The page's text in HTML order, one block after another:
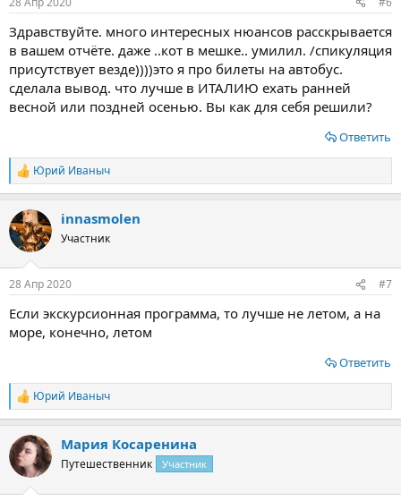
Здравствуйте. много интересных нюансов расскрывается
в вашем отчёте. даже ..кот в мешке.. умилил. /спикуляция
присутствует везде))))это я про билеты на автобус.
сделала вывод. что лучше в ИТАЛИЮ ехать ранней
весной или поздней осенью. Вы как для себя решили?
Ответить
Р
е
к
ц
и
Юрий Иваныч
innasmolen
Участник
28 Апр 2020 #7
Если экскурсионная программа, то лучше не летом, а на
море, конечно, летом
Ответить
Р
е
к
ц
и
Юрий Иваныч
Мария Косаренина
Путешественник Участник